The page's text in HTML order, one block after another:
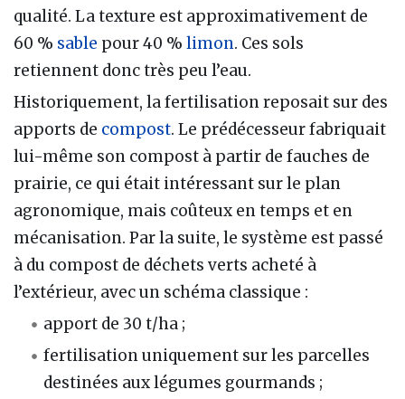
qualité. La texture est approximativement de
60 % sable pour 40 % limon. Ces sols
retiennent donc très peu l’eau.
Historiquement, la fertilisation reposait sur des
apports de compost. Le prédécesseur fabriquait
lui-même son compost à partir de fauches de
prairie, ce qui était intéressant sur le plan
agronomique, mais coûteux en temps et en
mécanisation. Par la suite, le système est passé
à du compost de déchets verts acheté à
l’extérieur, avec un schéma classique :
apport de 30 t/ha ;
fertilisation uniquement sur les parcelles
destinées aux légumes gourmands ;